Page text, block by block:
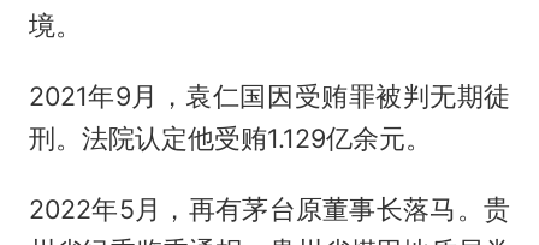
境。
2021年9月，袁仁国因受贿罪被判无期徒
刑。法院认定他受贿1.129亿余元。
2022年5月，再有茅台原董事长落马。贵